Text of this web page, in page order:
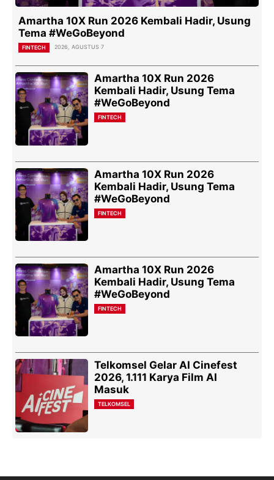
Amartha 10X Run 2026 Kembali Hadir, Usung
Tema #WeGoBeyond
FINTECH 2026, AGUSTUS 7
Amartha 10X Run 2026
Kembali Hadir, Usung Tema
#WeGoBeyond
FINTECH
Amartha 10X Run 2026
Kembali Hadir, Usung Tema
#WeGoBeyond
FINTECH
Amartha 10X Run 2026
Kembali Hadir, Usung Tema
#WeGoBeyond
FINTECH
Telkomsel Gelar AI Cinefest
2026, 1.111 Karya Film AI
Masuk
TELKOMSEL